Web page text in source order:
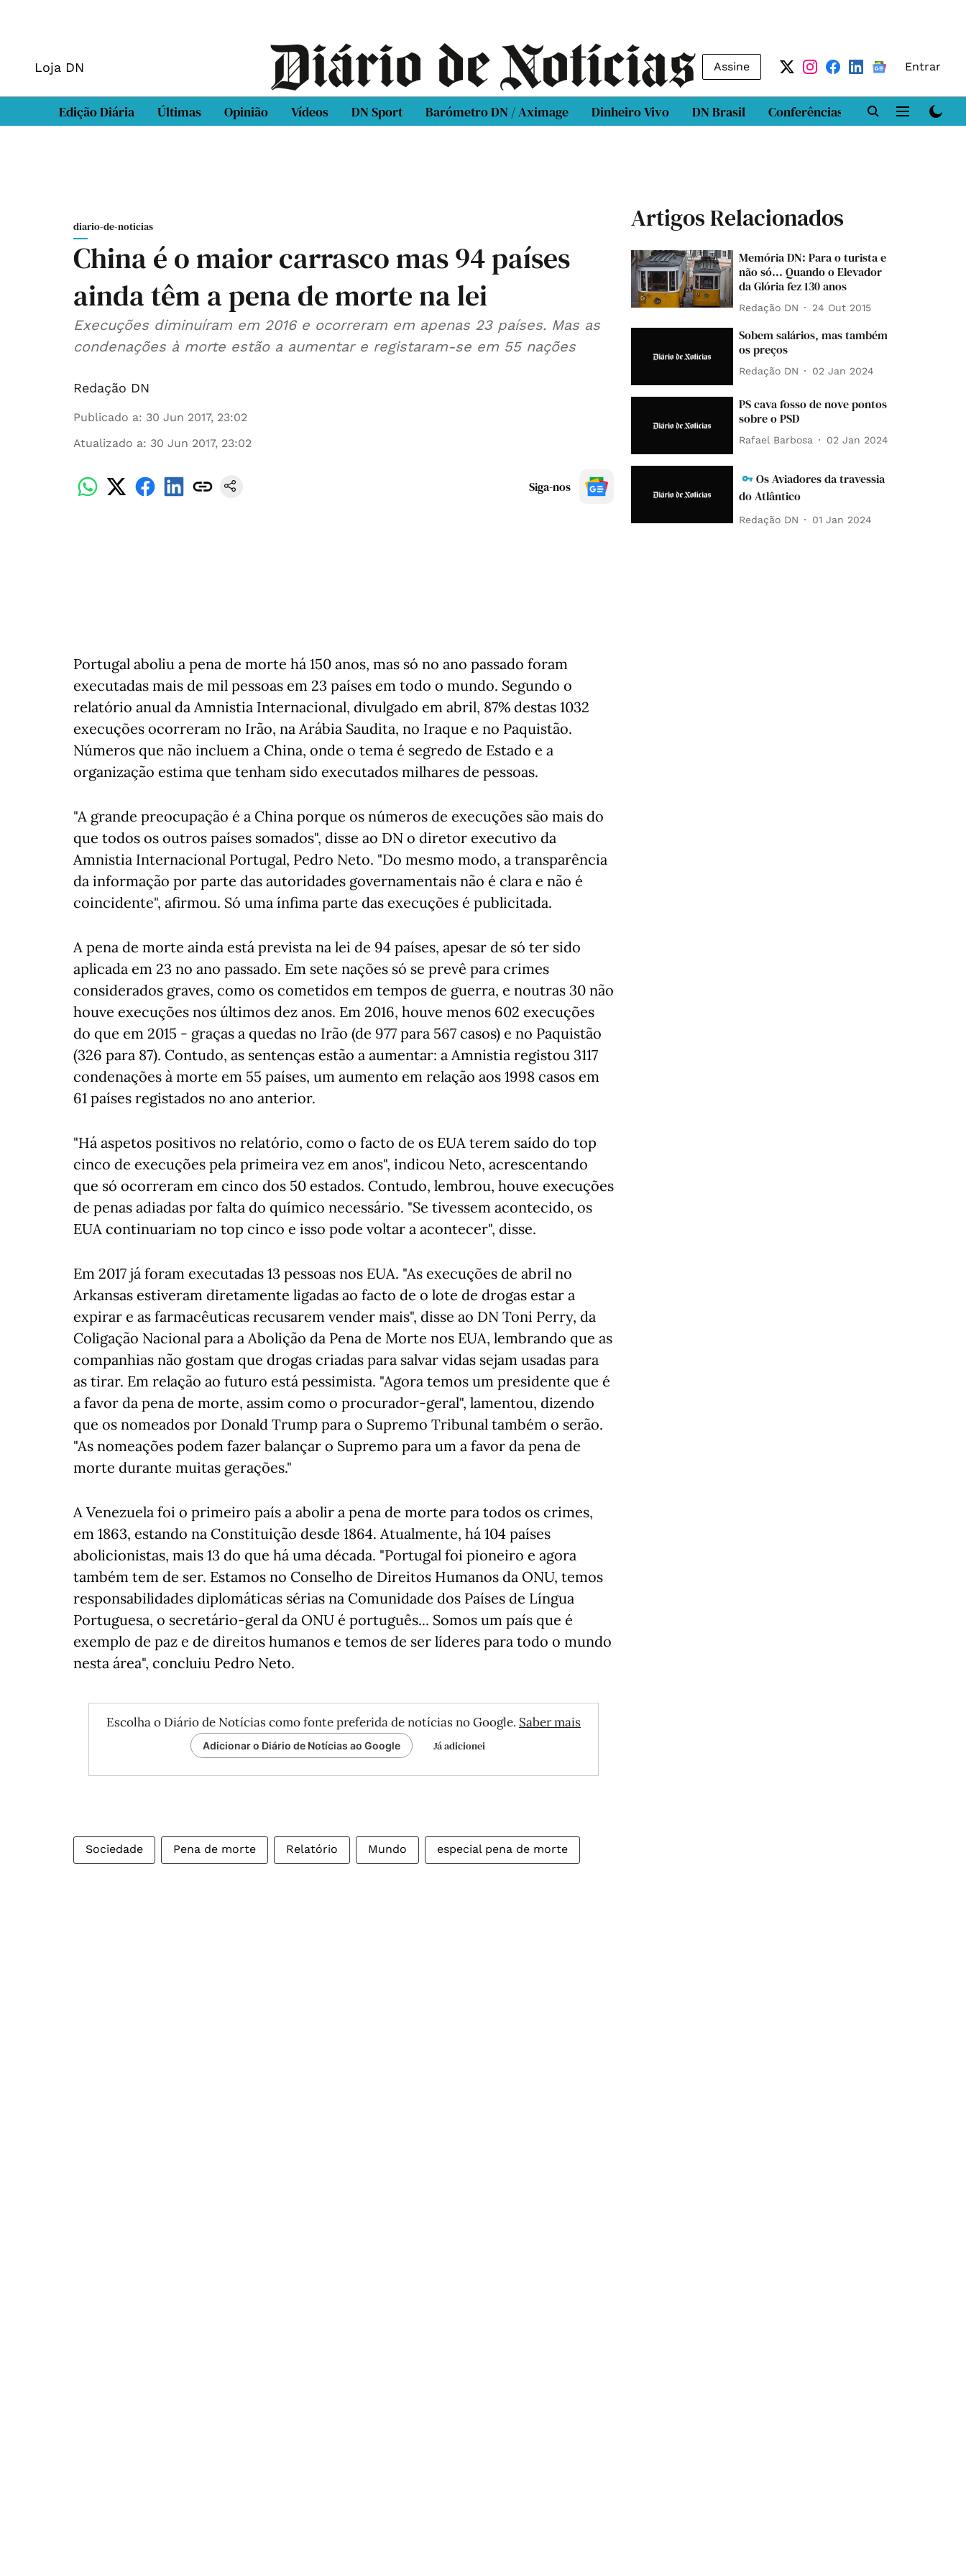
Loja DN Assine Entrar
Edição Diária Últimas Opinião Vídeos DN Sport Barómetro DN / Aximage Dinheiro Vivo DN Brasil Conferências DN LAB
diario-de-noticias
China é o maior carrasco mas 94 países
ainda têm a pena de morte na lei
Execuções diminuíram em 2016 e ocorreram em apenas 23 países. Mas as
condenações à morte estão a aumentar e registaram-se em 55 nações
Redação DN
Publicado a: 30 Jun 2017, 23:02
Atualizado a: 30 Jun 2017, 23:02
Siga-nos
Portugal aboliu a pena de morte há 150 anos, mas só no ano passado foram
executadas mais de mil pessoas em 23 países em todo o mundo. Segundo o
relatório anual da Amnistia Internacional, divulgado em abril, 87% destas 1032
execuções ocorreram no Irão, na Arábia Saudita, no Iraque e no Paquistão.
Números que não incluem a China, onde o tema é segredo de Estado e a
organização estima que tenham sido executados milhares de pessoas.
"A grande preocupação é a China porque os números de execuções são mais do
que todos os outros países somados", disse ao DN o diretor executivo da
Amnistia Internacional Portugal, Pedro Neto. "Do mesmo modo, a transparência
da informação por parte das autoridades governamentais não é clara e não é
coincidente", afirmou. Só uma ínfima parte das execuções é publicitada.
A pena de morte ainda está prevista na lei de 94 países, apesar de só ter sido
aplicada em 23 no ano passado. Em sete nações só se prevê para crimes
considerados graves, como os cometidos em tempos de guerra, e noutras 30 não
houve execuções nos últimos dez anos. Em 2016, houve menos 602 execuções
do que em 2015 - graças a quedas no Irão (de 977 para 567 casos) e no Paquistão
(326 para 87). Contudo, as sentenças estão a aumentar: a Amnistia registou 3117
condenações à morte em 55 países, um aumento em relação aos 1998 casos em
61 países registados no ano anterior.
"Há aspetos positivos no relatório, como o facto de os EUA terem saído do top
cinco de execuções pela primeira vez em anos", indicou Neto, acrescentando
que só ocorreram em cinco dos 50 estados. Contudo, lembrou, houve execuções
de penas adiadas por falta do químico necessário. "Se tivessem acontecido, os
EUA continuariam no top cinco e isso pode voltar a acontecer", disse.
Em 2017 já foram executadas 13 pessoas nos EUA. "As execuções de abril no
Arkansas estiveram diretamente ligadas ao facto de o lote de drogas estar a
expirar e as farmacêuticas recusarem vender mais", disse ao DN Toni Perry, da
Coligação Nacional para a Abolição da Pena de Morte nos EUA, lembrando que as
companhias não gostam que drogas criadas para salvar vidas sejam usadas para
as tirar. Em relação ao futuro está pessimista. "Agora temos um presidente que é
a favor da pena de morte, assim como o procurador-geral", lamentou, dizendo
que os nomeados por Donald Trump para o Supremo Tribunal também o serão.
"As nomeações podem fazer balançar o Supremo para um a favor da pena de
morte durante muitas gerações."
A Venezuela foi o primeiro país a abolir a pena de morte para todos os crimes,
em 1863, estando na Constituição desde 1864. Atualmente, há 104 países
abolicionistas, mais 13 do que há uma década. "Portugal foi pioneiro e agora
também tem de ser. Estamos no Conselho de Direitos Humanos da ONU, temos
responsabilidades diplomáticas sérias na Comunidade dos Países de Língua
Portuguesa, o secretário-geral da ONU é português... Somos um país que é
exemplo de paz e de direitos humanos e temos de ser líderes para todo o mundo
nesta área", concluiu Pedro Neto.
Escolha o Diário de Notícias como fonte preferida de notícias no Google. Saber mais
Adicionar o Diário de Notícias ao Google Já adicionei
Sociedade Pena de morte Relatório Mundo especial pena de morte
Artigos Relacionados
Memória DN: Para o turista e
não só... Quando o Elevador
da Glória fez 130 anos
Redação DN 24 Out 2015
Sobem salários, mas também
os preços
Redação DN 02 Jan 2024
PS cava fosso de nove pontos
sobre o PSD
Rafael Barbosa 02 Jan 2024
Os Aviadores da travessia
do Atlântico
Redação DN 01 Jan 2024